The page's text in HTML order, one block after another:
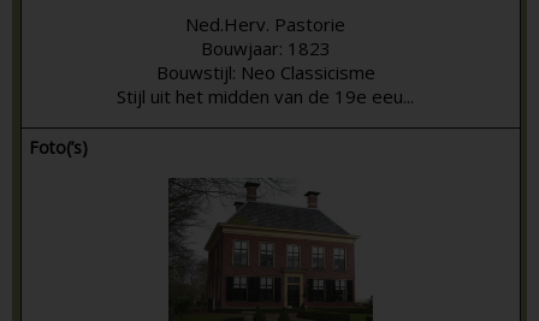
Ned.Herv. Pastorie
Bouwjaar: 1823
Bouwstijl: Neo Classicisme
Stijl uit het midden van de 19e eeu...
Foto(’s)